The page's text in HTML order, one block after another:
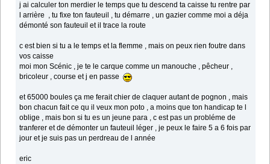
j ai calculer ton merdier le temps que tu descend ta caisse tu rentre par
l arrière , tu fixe ton fauteuil , tu démarre , un gazier comme moi a déja
démonté son fauteuil et il trace la route
c est bien si tu a le temps et la flemme , mais on peux rien foutre dans
vos caisse
moi mon Scénic , je te le carque comme un manouche , pêcheur ,
bricoleur , course et j en passe
et 65000 boules ça me ferait chier de claquer autant de pognon , mais
bon chacun fait ce qu il veux mon poto , a moins que ton handicap te l
oblige , mais bon si tu es un jeune para , c est pas un probléme de
tranferer et de démonter un fauteuil léger , je peux le faire 5 a 6 fois par
jour et je suis pas un perdreau de l année
eric